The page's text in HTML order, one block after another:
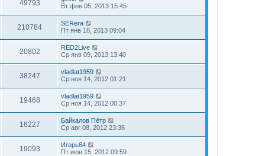
49793
Вт фев 05, 2013 15:45
210784
SERега
Пт янв 18, 2013 09:04
20802
RED2Live
Ср янв 09, 2013 13:40
38247
vladlat1959
Ср ноя 14, 2012 01:21
19468
vladlat1959
Ср ноя 14, 2012 00:37
16227
Байкалов Пётр
Ср авг 08, 2012 23:36
19093
Игорь64
Пт июн 15, 2012 09:59